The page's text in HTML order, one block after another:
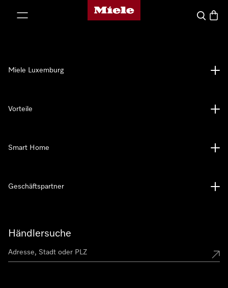
Miele-Homepage
Suche
Händlersuche
Miele Luxemburg
Vorteile
Smart Home
Geschäftspartner